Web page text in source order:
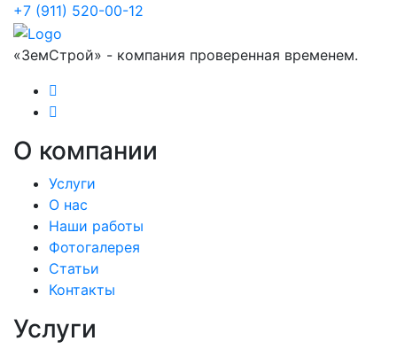
+7 (911) 520-00-12
«ЗемСтрой» - компания проверенная временем.
О компании
Услуги
О нас
Наши работы
Фотогалерея
Статьи
Контакты
Услуги